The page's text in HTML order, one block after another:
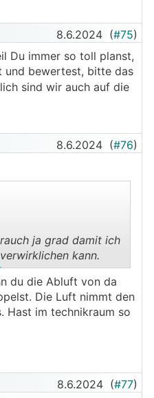
8.6.2024 (#75)
Du immer so toll planst,
und bewertest, bitte das
sind wir auch auf die
8.6.2024 (#76)
.
ja grad damit ich
kann.
nicht viel mehr oder
irgendwo
du die Abluft von da
Die Luft nimmt den
Hast im technikraum so
8.6.2024 (#77)